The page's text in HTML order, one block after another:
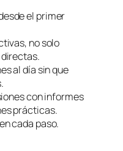
el primer
no solo
al día sin que
con informes
prácticas.
cada paso.